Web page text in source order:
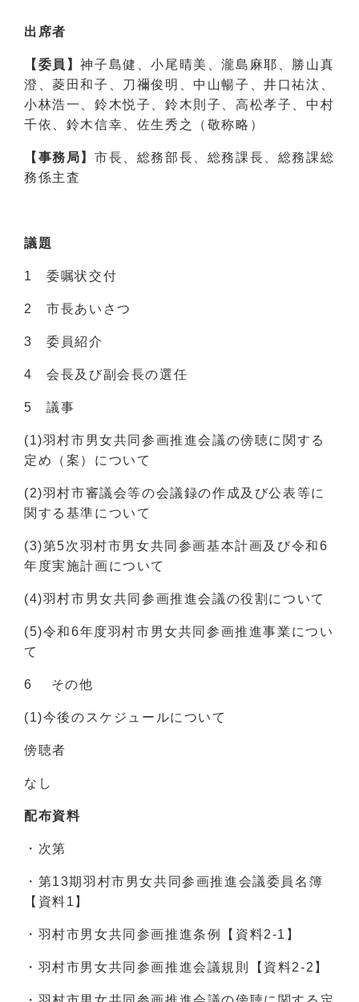
出席者
【委員】神子島健、小尾晴美、瀧島麻耶、勝山真
澄、菱田和子、刀禰俊明、中山暢子、井口祐汰、
小林浩一、鈴木悦子、鈴木則子、高松孝子、中村
千依、鈴木信幸、佐生秀之（敬称略）
【事務局】 市長、総務部長、総務課長、総務課総
務係主査
議題
1 委嘱状交付
2 市長あいさつ
3 委員紹介
4 会長及び副会長の選任
5 議事
(1)羽村市男女共同参画推進会議の傍聴に関する
定め（案）について
(2)羽村市審議会等の会議録の作成及び公表等に
関する基準について
(3)第5次羽村市男女共同参画基本計画及び令和6
年度実施計画について
(4)羽村市男女共同参画推進会議の役割について
(5)令和6年度羽村市男女共同参画推進事業につい
て
6 その他
(1)今後のスケジュールについて
傍聴者
なし
配布資料
・次第
・第13期羽村市男女共同参画推進会議委員名簿
【資料1】
・羽村市男女共同参画推進条例【資料2-1】
・羽村市男女共同参画推進会議規則【資料2-2】